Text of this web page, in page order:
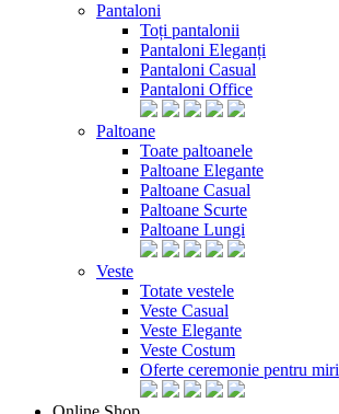
Pantaloni
Toți pantalonii
Pantaloni Eleganți
Pantaloni Casual
Pantaloni Office
Paltoane
Toate paltoanele
Paltoane Elegante
Paltoane Casual
Paltoane Scurte
Paltoane Lungi
Veste
Totate vestele
Veste Casual
Veste Elegante
Veste Costum
Oferte ceremonie pentru miri